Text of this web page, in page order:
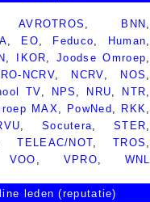
AVROTROS , BNN ,
, EO, Feduco, Human,
, IKOR,Joodse Omroep,
NCRV, NCRV, NOS ,
TV, NPS , NRU, NTR,
MAX, PowNed , RKK,
, Socutera,STER,
TELEAC/NOT,TROS ,
VOO , VPRO, WNL
leden (reputatie)